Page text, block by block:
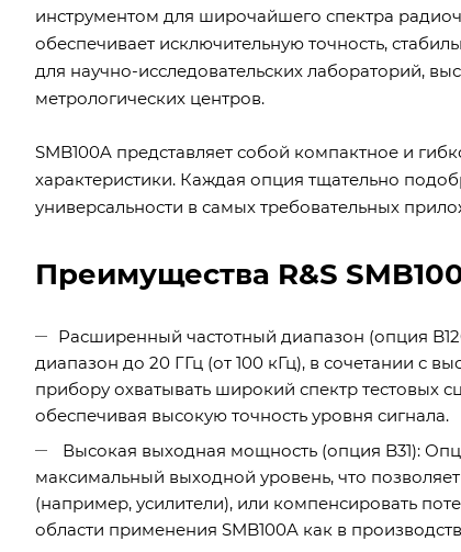
инструментом для широчайшего спектра
обеспечивает исключительную точность,
для научно-исследовательских лабораторий,
метрологических центров.
SMB100A представляет собой компактное и
характеристики. Каждая опция тщательно
универсальности в самых требовательных
Преимущества R&S
Расширенный частотный диапазон (опция
диапазон до 20 ГГц (от 100 кГц), в сочетании с
прибору охватывать широкий спектр тестовых
обеспечивая высокую точность уровня сигнала.
Высокая выходная мощность (опция B31):
максимальный выходной уровень, что
(например, усилители), или компенсировать
области применения SMB100A как в